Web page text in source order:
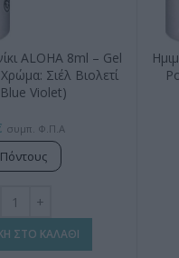
ALOHA 8ml – Gel
Σιέλ Βιολετί
Violet)
συμπ. Φ.Π.Α
Πόντους
ΣΤΟ ΚΑΛΑΘΙ